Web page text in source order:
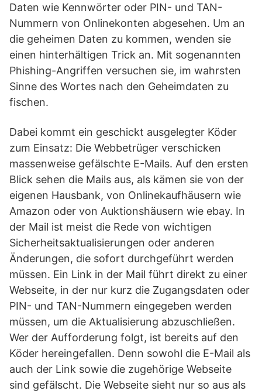
Daten wie Kennwörter oder PIN- und TAN-
Nummern von Onlinekonten abgesehen. Um an
die geheimen Daten zu kommen, wenden sie
einen hinterhältigen Trick an. Mit sogenannten
Phishing-Angriffen versuchen sie, im wahrsten
Sinne des Wortes nach den Geheimdaten zu
fischen.
Dabei kommt ein geschickt ausgelegter Köder
zum Einsatz: Die Webbetrüger verschicken
massenweise gefälschte E-Mails. Auf den ersten
Blick sehen die Mails aus, als kämen sie von der
eigenen Hausbank, von Onlinekaufhäusern wie
Amazon oder von Auktionshäusern wie ebay. In
der Mail ist meist die Rede von wichtigen
Sicherheitsaktualisierungen oder anderen
Änderungen, die sofort durchgeführt werden
müssen. Ein Link in der Mail führt direkt zu einer
Webseite, in der nur kurz die Zugangsdaten oder
PIN- und TAN-Nummern eingegeben werden
müssen, um die Aktualisierung abzuschließen.
Wer der Aufforderung folgt, ist bereits auf den
Köder hereingefallen. Denn sowohl die E-Mail als
auch der Link sowie die zugehörige Webseite
sind gefälscht. Die Webseite sieht nur so aus als